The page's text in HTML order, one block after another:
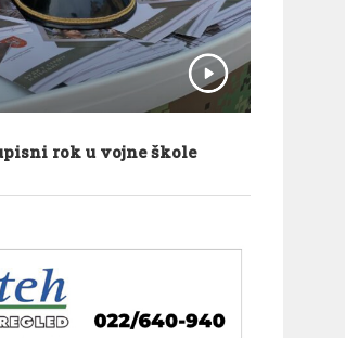
rok u vojne škole